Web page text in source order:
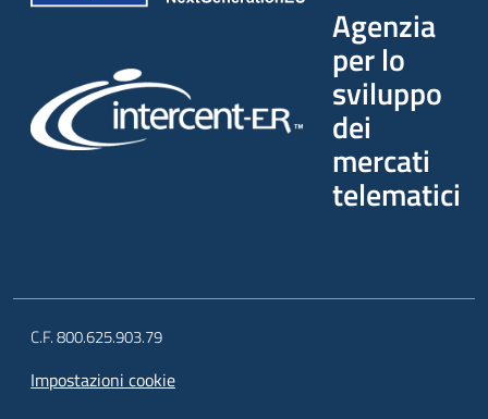
Agenzia
per lo
sviluppo
dei
mercati
telematici
C.F. 800.625.903.79
Impostazioni cookie